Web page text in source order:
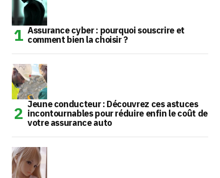
Assurance cyber : pourquoi souscrire et
comment bien la choisir ?
Jeune conducteur : Découvrez ces astuces
incontournables pour réduire enfin le coût de
votre assurance auto